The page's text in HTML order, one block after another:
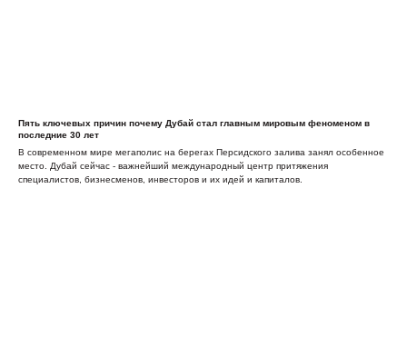
Пять ключевых причин почему Дубай стал главным мировым феноменом в
последние 30 лет
В современном мире мегаполис на берегах Персидского залива занял особенное
место. Дубай сейчас - важнейший международный центр притяжения
специалистов, бизнесменов, инвесторов и их идей и капиталов.